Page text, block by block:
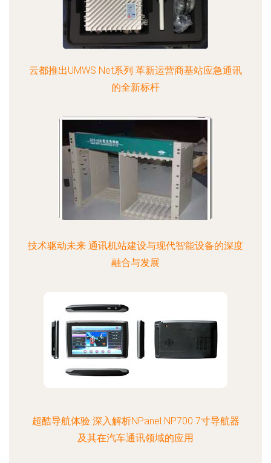
云都推出UMWS Net系列 革新运营商基站应急通讯
的全新标杆
技术驱动未来 通讯机站建设与现代智能设备的深度
融合与发展
超酷导航体验 深入解析NPanel NP700 7寸导航器
及其在汽车通讯领域的应用